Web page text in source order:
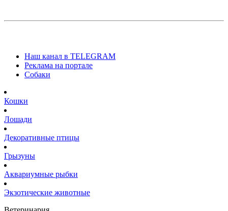
Наш канал в TELEGRAM
Реклама на портале
Собаки
Кошки
Лошади
Декоративные птицы
Грызуны
Аквариумные рыбки
Экзотические животные